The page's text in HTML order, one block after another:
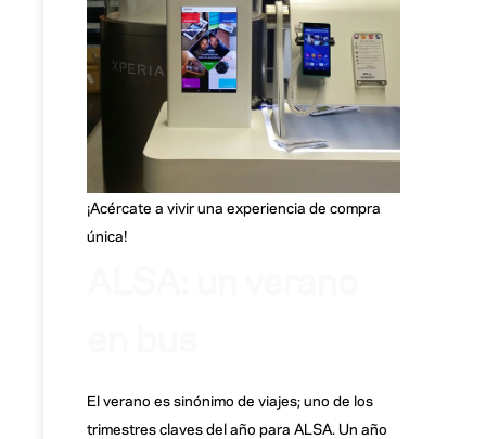
¡Acércate a vivir una experiencia de compra
única!
El verano es sinónimo de viajes; uno de los
trimestres claves del año para ALSA. Un año